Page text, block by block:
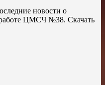
новости о
ЦМСЧ №38. Скачать